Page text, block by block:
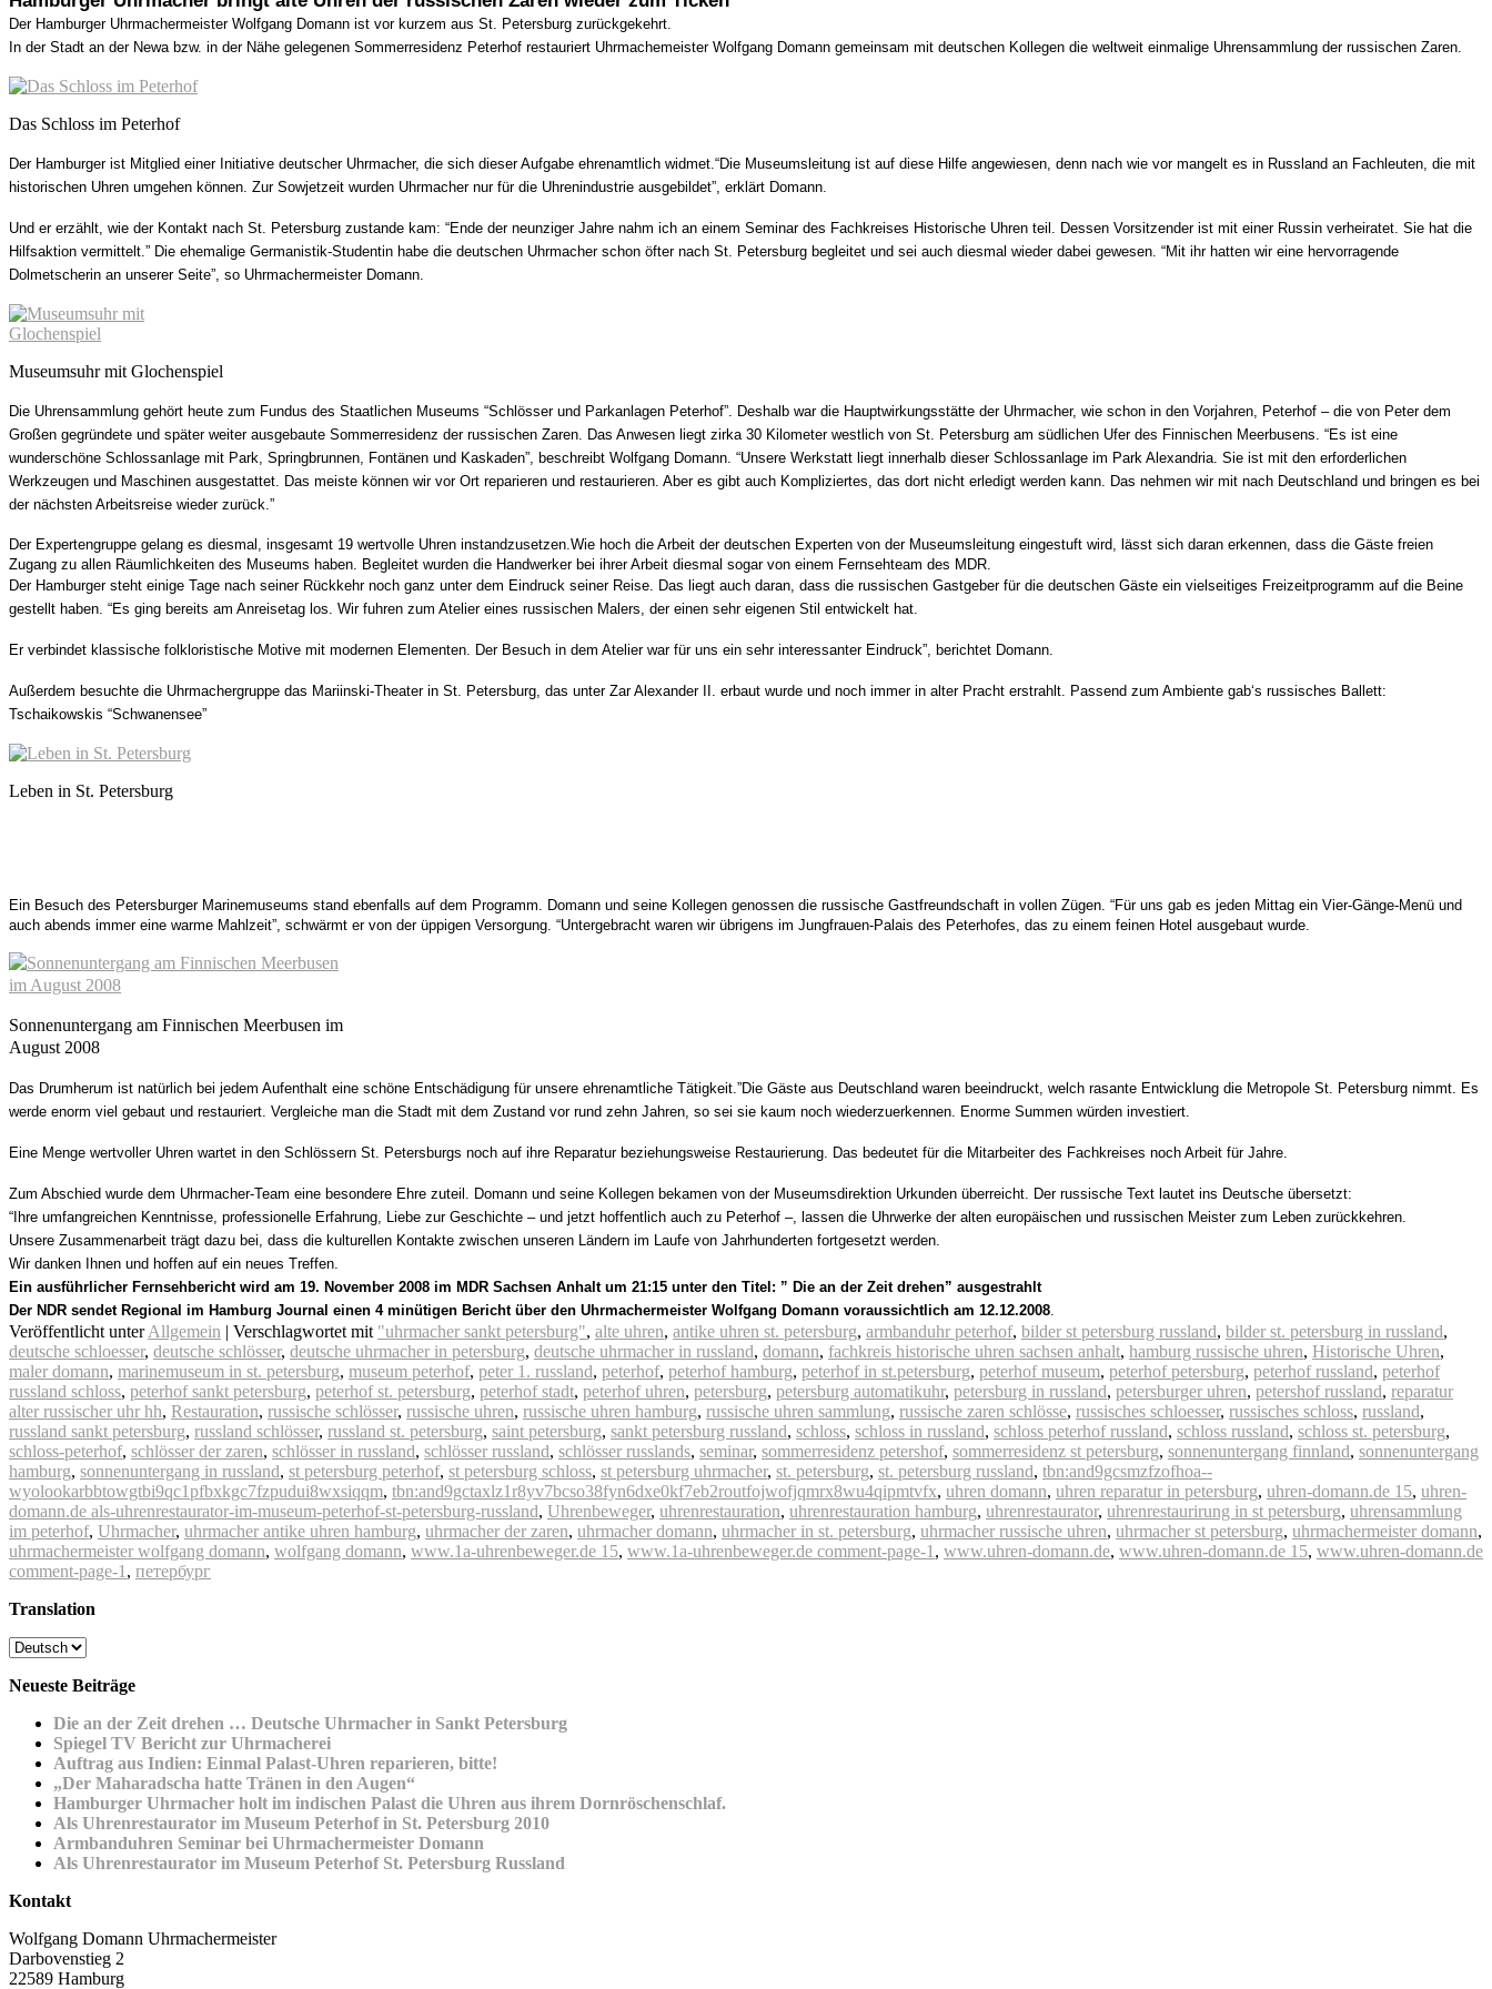
Der Hamburger Uhrmachermeister Wolfgang Domann ist vor kurzem aus St. Petersburg zurückgekehrt.
In der Stadt an der Newa bzw. in der Nähe gelegenen Sommerresidenz Peterhof restauriert Uhrmachemeister Wolfgang Domann gemeinsam mit deutschen Kollegen die weltweit einmalige Uhrensammlung der russischen Zaren.
Das Schloss im Peterhof
Der Hamburger ist Mitglied einer Initiative deutscher Uhrmacher, die sich dieser Aufgabe ehrenamtlich widmet. “Die Museumsleitung ist auf diese Hilfe angewiesen, denn nach wie vor mangelt es in Russland an Fachleuten, die mit
historischen Uhren umgehen können. Zur Sowjetzeit wurden Uhrmacher nur für die Uhrenindustrie ausgebildet”, erklärt Domann.
Und er erzählt, wie der Kontakt nach St. Petersburg zustande kam: “Ende der neunziger Jahre nahm ich an einem Seminar des Fachkreises Historische Uhren teil. Dessen Vorsitzender ist mit einer Russin verheiratet. Sie hat die
Hilfsaktion vermittelt.” Die ehemalige Germanistik-Studentin habe die deutschen Uhrmacher schon öfter nach St. Petersburg begleitet und sei auch diesmal wieder dabei gewesen. “Mit ihr hatten wir eine hervorragende
Dolmetscherin an unserer Seite”, so Uhrmachermeister Domann.
Museumsuhr mit Glochenspiel
Die Uhrensammlung gehört heute zum Fundus des Staatlichen Museums “Schlösser und Parkanlagen Peterhof”. Deshalb war die Hauptwirkungsstätte der Uhrmacher, wie schon in den Vorjahren, Peterhof – die von Peter dem
Großen gegründete und später weiter ausgebaute Sommerresidenz der russischen Zaren. Das Anwesen liegt zirka 30 Kilometer westlich von St. Petersburg am südlichen Ufer des Finnischen Meerbusens. “Es ist eine
wunderschöne Schlossanlage mit Park, Springbrunnen, Fontänen und Kaskaden”, beschreibt Wolfgang Domann. “Unsere Werkstatt liegt innerhalb dieser Schlossanlage im Park Alexandria. Sie ist mit den erforderlichen
Werkzeugen und Maschinen ausgestattet. Das meiste können wir vor Ort reparieren und restaurieren. Aber es gibt auch Kompliziertes, das dort nicht erledigt werden kann. Das nehmen wir mit nach Deutschland und bringen es bei
der nächsten Arbeitsreise wieder zurück.”
Der Expertengruppe gelang es diesmal, insgesamt 19 wertvolle Uhren instandzusetzen. Wie hoch die Arbeit der deutschen Experten von der Museumsleitung eingestuft wird, lässt sich daran erkennen, dass die Gäste freien
Zugang zu allen Räumlichkeiten des Museums haben. Begleitet wurden die Handwerker bei ihrer Arbeit diesmal sogar von einem Fernsehteam des MDR.
Der Hamburger steht einige Tage nach seiner Rückkehr noch ganz unter dem Eindruck seiner Reise. Das liegt auch daran, dass die russischen Gastgeber für die deutschen Gäste ein vielseitiges Freizeitprogramm auf die Beine
gestellt haben. “Es ging bereits am Anreisetag los. Wir fuhren zum Atelier eines russischen Malers, der einen sehr eigenen Stil entwickelt hat.
Er verbindet klassische folkloristische Motive mit modernen Elementen. Der Besuch in dem Atelier war für uns ein sehr interessanter Eindruck”, berichtet Domann.
Außerdem besuchte die Uhrmachergruppe das Mariinski-Theater in St. Petersburg, das unter Zar Alexander II. erbaut wurde und noch immer in alter Pracht erstrahlt. Passend zum Ambiente gab‘s russisches Ballett:
Tschaikowskis “Schwanensee”
Leben in St. Petersburg
Ein Besuch des Petersburger Marinemuseums stand ebenfalls auf dem Programm. Domann und seine Kollegen genossen die russische Gastfreundschaft in vollen Zügen. “Für uns gab es jeden Mittag ein Vier-Gänge-Menü und
auch abends immer eine warme Mahlzeit”, schwärmt er von der üppigen Versorgung. “Untergebracht waren wir übrigens im Jungfrauen-Palais des Peterhofes, das zu einem feinen Hotel ausgebaut wurde.
Sonnenuntergang am Finnischen Meerbusen im
August 2008
Das Drumherum ist natürlich bei jedem Aufenthalt eine schöne Entschädigung für unsere ehrenamtliche Tätigkeit.”Die Gäste aus Deutschland waren beeindruckt, welch rasante Entwicklung die Metropole St. Petersburg nimmt. Es
werde enorm viel gebaut und restauriert. Vergleiche man die Stadt mit dem Zustand vor rund zehn Jahren, so sei sie kaum noch wiederzuerkennen. Enorme Summen würden investiert.
Eine Menge wertvoller Uhren wartet in den Schlössern St. Petersburgs noch auf ihre Reparatur beziehungsweise Restaurierung. Das bedeutet für die Mitarbeiter des Fachkreises noch Arbeit für Jahre.
Zum Abschied wurde dem Uhrmacher-Team eine besondere Ehre zuteil. Domann und seine Kollegen bekamen von der Museumsdirektion Urkunden überreicht. Der russische Text lautet ins Deutsche übersetzt:
“Ihre umfangreichen Kenntnisse, professionelle Erfahrung, Liebe zur Geschichte – und jetzt hoffentlich auch zu Peterhof –, lassen die Uhrwerke der alten europäischen und russischen Meister zum Leben zurückkehren.
Unsere Zusammenarbeit trägt dazu bei, dass die kulturellen Kontakte zwischen unseren Ländern im Laufe von Jahrhunderten fortgesetzt werden.
Wir danken Ihnen und hoffen auf ein neues Treffen.
Ein ausführlicher Fernsehbericht wird am 19. November 2008 im MDR Sachsen Anhalt um 21:15 unter den Titel: ” Die an der Zeit drehen” ausgestrahlt
Der NDR sendet Regional im Hamburg Journal einen 4 minütigen Bericht über den Uhrmachermeister Wolfgang Domann voraussichtlich am 12.12.2008
Veröffentlicht unter Allgemein | Verschlagwortet mit "uhrmacher sankt petersburg", alte uhren, antike uhren st. petersburg, armbanduhr peterhof, bilder st petersburg russland, bilder st. petersburg in russland,
deutsche schloesser, deutsche schlösser, deutsche uhrmacher in petersburg, deutsche uhrmacher in russland, domann, fachkreis historische uhren sachsen anhalt, hamburg russische uhren, Historische Uhren,
maler domann, marinemuseum in st. petersburg, museum peterhof, peter 1. russland, peterhof, peterhof hamburg, peterhof in st.petersburg, peterhof museum, peterhof petersburg, peterhof russland, peterhof
russland schloss, peterhof sankt petersburg, peterhof st. petersburg, peterhof stadt, peterhof uhren, petersburg, petersburg automatikuhr, petersburg in russland, petersburger uhren, petershof russland, reparatur
alter russischer uhr hh, Restauration, russische schlösser, russische uhren, russische uhren hamburg, russische uhren sammlung, russische zaren schlösse, russisches schloesser, russisches schloss, russland,
russland sankt petersburg, russland schlösser, russland st. petersburg, saint petersburg, sankt petersburg russland, schloss, schloss in russland, schloss peterhof russland, schloss russland, schloss st. petersburg,
schloss-peterhof, schlösser der zaren, schlösser in russland, schlösser russland, schlösser russlands, seminar, sommerresidenz petershof, sommerresidenz st petersburg, sonnenuntergang finnland, sonnenuntergang
hamburg, sonnenuntergang in russland, st petersburg peterhof, st petersburg schloss, st petersburg uhrmacher, st. petersburg, st. petersburg russland, tbn:and9gcsmzfzofhoa--
wyolookarbbtowgtbi9qc1pfbxkgc7fzpudui8wxsiqqm, tbn:and9gctaxlz1r8yv7bcso38fyn6dxe0kf7eb2routfojwofjqmrx8wu4qipmtvfx, uhren domann, uhren reparatur in petersburg, uhren-domann.de 15, uhren-
domann.de als-uhrenrestaurator-im-museum-peterhof-st-petersburg-russland, Uhrenbeweger, uhrenrestauration, uhrenrestauration hamburg, uhrenrestaurator, uhrenrestaurirung in st petersburg, uhrensammlung
im peterhof, Uhrmacher, uhrmacher antike uhren hamburg, uhrmacher der zaren, uhrmacher domann, uhrmacher in st. petersburg, uhrmacher russische uhren, uhrmacher st petersburg, uhrmachermeister domann,
uhrmachermeister wolfgang domann, wolfgang domann, www.1a-uhrenbeweger.de 15, www.1a-uhrenbeweger.de comment-page-1 , www.uhren-domann.de, www.uhren-domann.de 15, www.uhren-domann.de
comment-page-1 , петербург
Translation
Neueste Beiträge
Die an der Zeit drehen … Deutsche Uhrmacher in Sankt Petersburg
Spiegel TV Bericht zur Uhrmacherei
Auftrag aus Indien: Einmal Palast-Uhren reparieren, bitte!
„Der Maharadscha hatte Tränen in den Augen“
Hamburger Uhrmacher holt im indischen Palast die Uhren aus ihrem Dornröschenschlaf.
Als Uhrenrestaurator im Museum Peterhof in St. Petersburg 2010
Armbanduhren Seminar bei Uhrmachermeister Domann
Als Uhrenrestaurator im Museum Peterhof St. Petersburg Russland
Kontakt
Wolfgang Domann Uhrmachermeister
Darbovenstieg 2
22589 Hamburg